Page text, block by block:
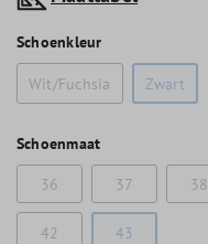
Schoenkleur
Wit/Fuchsia
Zwart
Schoenmaat
36
37 38
42 43